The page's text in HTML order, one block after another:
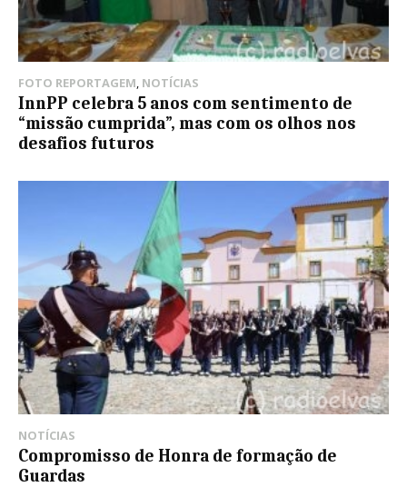
FOTO REPORTAGEM NOTÍCIAS
InnPP celebra 5 anos com sentimento de
“missão cumprida”, mas com os olhos nos
desafios futuros
NOTÍCIAS
Compromisso de Honra de formação de
Guardas